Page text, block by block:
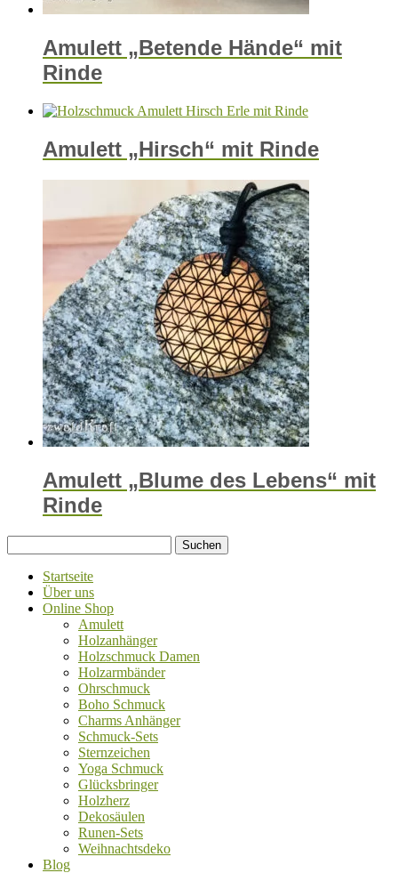
Amulett „Betende Hände“ mit
Rinde
Amulett „Hirsch“ mit Rinde
Amulett „Blume des Lebens“ mit
Rinde
nach:
Startseite
Über uns
Online Shop
Amulett
Holzanhänger
Holzschmuck Damen
Holzarmbänder
Ohrschmuck
Boho Schmuck
Charms Anhänger
Schmuck-Sets
Sternzeichen
Yoga Schmuck
Glücksbringer
Holzherz
Dekosäulen
Runen-Sets
Weihnachtsdeko
Blog